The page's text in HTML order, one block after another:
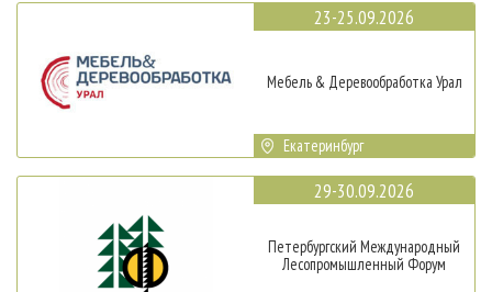
23-25.09.2026
Мебель & Деревообработка Урал
Екатеринбург
29-30.09.2026
Петербургский Международный
Лесопромышленный Форум